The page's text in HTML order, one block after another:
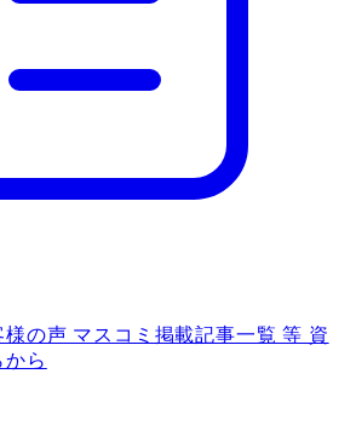
の声 マスコミ掲載記事一覧 等 資
ら